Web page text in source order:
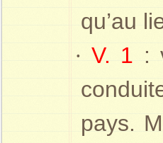
qu’au
·V. 1 :
pays.